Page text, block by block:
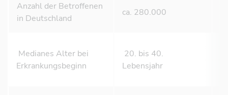
Anzahl der Betroffenen
in Deutschland
ca. 280.000
Medianes Alter bei
Erkrankungsbeginn
20. bis 40.
Lebensjahr